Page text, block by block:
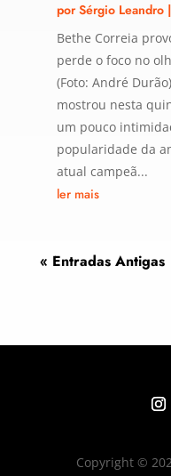
porSérgio Leandro|
Bethe Correia
perde o foco no
(Foto: André
mostrou nesta
um pouco
popularidade da
atual campeã...
ler mais
« Entradas Antigas
Copyright ©